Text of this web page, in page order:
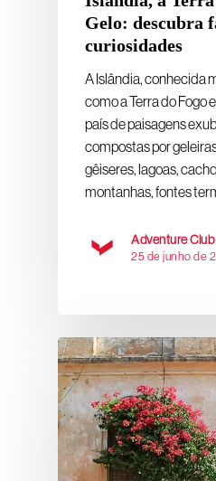
Gelo: descubra
curiosidades
A Islândia, conhecida
como a Terra do Fogo
país de paisagens
compostas por
gêiseres, lagoas,
montanhas, fontes
Adventure Club
25 de junho de